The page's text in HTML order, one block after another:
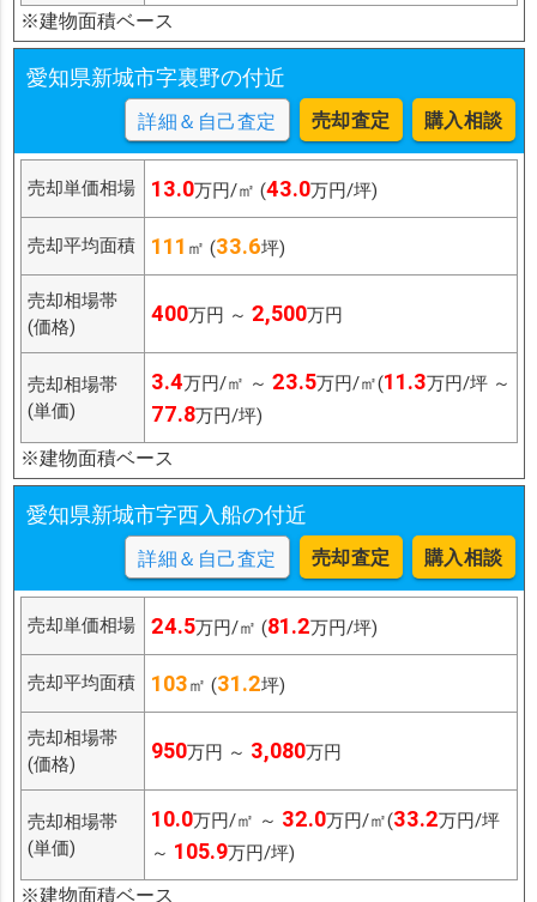
※建物面積ベース
愛知県新城市字裏野の付近
詳細＆自己査定 売却査定 購入相談
売却単価相場 13.0万円/㎡ (43.0万円/坪)
売却平均面積 111 ㎡ (33.6坪)
売却相場帯
(価格)
400万円 ～ 2,500万円
売却相場帯
(単価)
3.4万円/㎡ ～ 23.5万円/㎡(11.3万円/坪 ～
77.8万円/坪)
※建物面積ベース
愛知県新城市字西入船の付近
詳細＆自己査定 売却査定 購入相談
売却単価相場 24.5万円/㎡ (81.2万円/坪)
売却平均面積 103㎡ (31.2坪)
売却相場帯
(価格)
950万円 ～ 3,080万円
売却相場帯
(単価)
10.0万円/㎡ ～ 32.0万円/㎡(33.2万円/坪
～ 105.9万円/坪)
※建物面積ベース